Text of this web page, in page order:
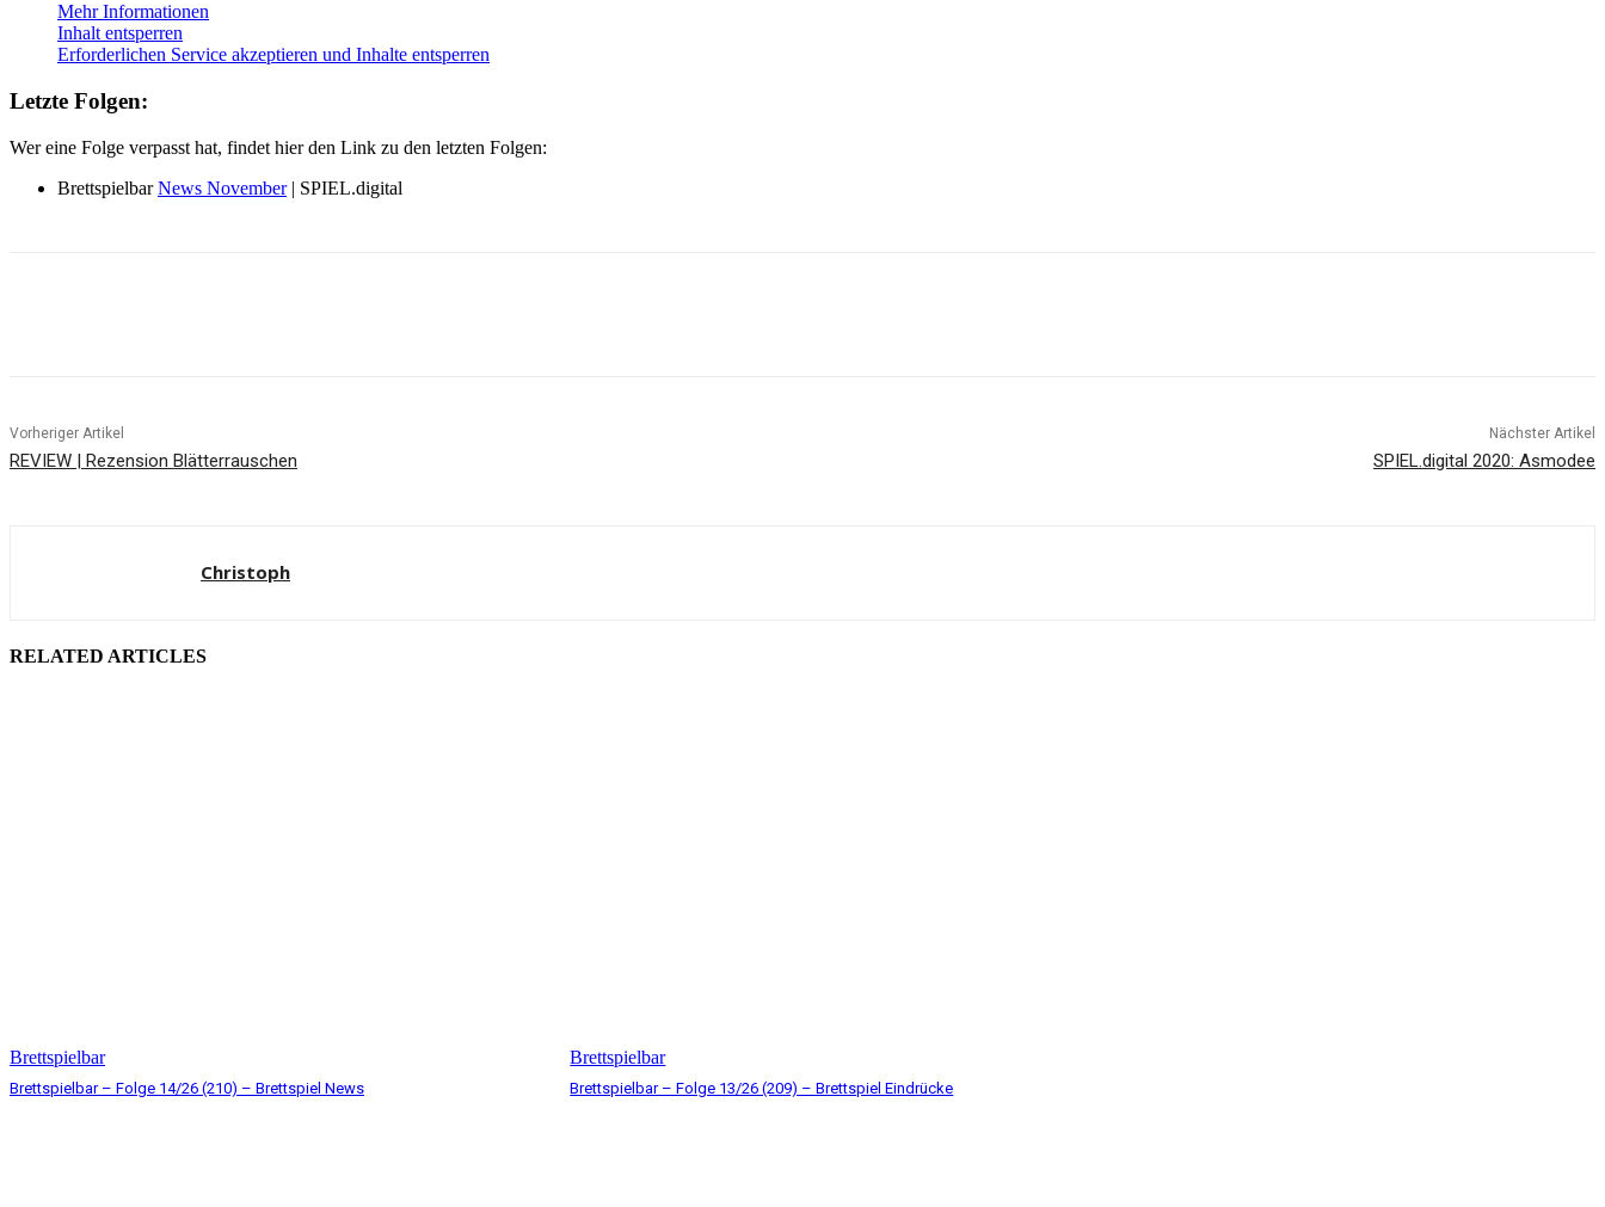
Mehr Informationen
Inhalt entsperren
Erforderlichen Service akzeptieren und Inhalte entsperren
Letzte Folgen:
Wer eine Folge verpasst hat, findet hier den Link zu den letzten Folgen:
BrettspielbarNews November| SPIEL.digital
Vorheriger Artikel
REVIEW | Rezension Blätterrauschen
Nächster Artikel
SPIEL.digital 2020: Asmodee
Christoph
RELATED ARTICLES
Brettspielbar
Brettspielbar – Folge 14/26 (210) – Brettspiel News
Brettspielbar
Brettspielbar – Folge 13/26 (209) – Brettspiel Eindrücke